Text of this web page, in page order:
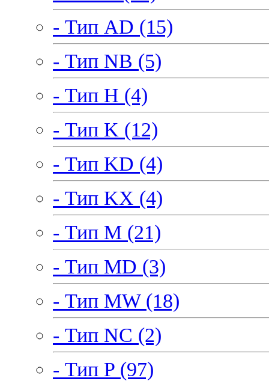
- Тип AD (15)
- Тип NB (5)
- Тип H (4)
- Тип K (12)
- Тип KD (4)
- Тип KX (4)
- Тип M (21)
- Тип MD (3)
- Тип MW (18)
- Тип NC (2)
- Тип P (97)